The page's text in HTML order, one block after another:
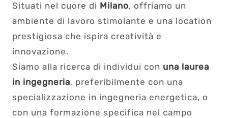
Situati nel cuore di Milano, offriamo un
ambiente di lavoro stimolante e una location
prestigiosa che ispira creatività e
innovazione.
Siamo alla ricerca di individui con una laurea
in ingegneria, preferibilmente con una
specializzazione in ingegneria energetica, o
con una formazione specifica nel campo